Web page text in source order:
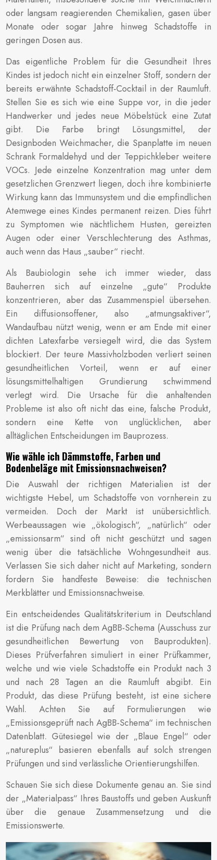
oder langsam reagierenden Chemikalien, gasen über
Monate oder sogar Jahre hinweg Schadstoffe in
geringen Dosen aus.
Das eigentliche Problem für die Gesundheit Ihres
Kindes ist jedoch nicht ein einzelner Stoff, sondern der
bereits erwähnte Schadstoff-Cocktail in der Raumluft.
Stellen Sie es sich wie eine Suppe vor, in die jeder
Handwerker und jedes neue Möbelstück eine Zutat
gibt. Die Farbe bringt Lösungsmittel, der
Designboden Weichmacher, die Spanplatte im neuen
Schrank Formaldehyd und der Teppichkleber weitere
VOCs. Jede einzelne Konzentration mag unter dem
gesetzlichen Grenzwert liegen, doch ihre kombinierte
Wirkung kann das Immunsystem und die empfindlichen
Atemwege eines Kindes permanent reizen. Dies führt
zu Symptomen wie nächtlichem Husten, gereizten
Augen oder einer Verschlechterung des Asthmas,
auch wenn das Haus „sauber“ riecht.
Als Baubiologin sehe ich immer wieder, dass
Bauherren sich auf einzelne „gute“ Produkte
konzentrieren, aber das Zusammenspiel übersehen.
Ein diffusionsoffener, also „atmungsaktiver“,
Wandaufbau nützt wenig, wenn er am Ende mit einer
dichten Latexfarbe versiegelt wird, die das System
blockiert. Der teure Massivholzboden verliert seinen
gesundheitlichen Vorteil, wenn er auf einer
lösungsmittelhaltigen Grundierung schwimmend
verlegt wird. Die Ursache für die anhaltenden
Probleme ist also oft nicht das eine, falsche Produkt,
sondern eine Kette von unglücklichen, aber
alltäglichen Entscheidungen im Bauprozess.
Wie wähle ich Dämmstoffe, Farben und
Bodenbeläge mit Emissionsnachweisen?
Die Auswahl der richtigen Materialien ist der
wichtigste Hebel, um Schadstoffe von vornherein zu
vermeiden. Doch der Markt ist unübersichtlich.
Werbeaussagen wie „ökologisch“, „natürlich“ oder
„emissionsarm“ sind oft nicht geschützt und sagen
wenig über die tatsächliche Wohngesundheit aus.
Verlassen Sie sich daher nicht auf Marketing, sondern
fordern Sie handfeste Beweise: die technischen
Merkblätter und Emissionsnachweise.
Ein entscheidendes Qualitätskriterium in Deutschland
ist die Prüfung nach dem AgBB-Schema (Ausschuss zur
gesundheitlichen Bewertung von Bauprodukten).
Dieses Prüfverfahren simuliert in einer Prüfkammer,
welche und wie viele Schadstoffe ein Produkt nach 3
und nach 28 Tagen an die Raumluft abgibt. Ein
Produkt, das diese Prüfung besteht, ist eine sichere
Wahl. Achten Sie auf Formulierungen wie
„Emissionsgeprüft nach AgBB-Schema“ im technischen
Datenblatt. Gütesiegel wie der „Blaue Engel“ oder
„natureplus“ basieren ebenfalls auf solch strengen
Prüfungen und sind verlässliche Orientierungshilfen.
Schauen Sie sich diese Dokumente genau an. Sie sind
der „Materialpass“ Ihres Baustoffs und geben Auskunft
über die genaue Zusammensetzung und die
Emissionswerte.